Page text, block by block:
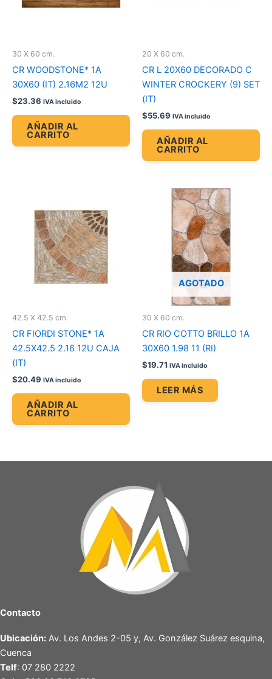
30 X 60 cm.
CR WOODSTONE* 1A
30X60 (IT) 2.16M2 12U
$23.36 IVA incluido
AÑADIR AL
CARRITO
20 X 60 cm.
CR L 20X60 DECORADO C
WINTER CROCKERY (9) SET
(IT)
$55.69 IVA incluido
AÑADIR AL
CARRITO
42.5 X 42.5 cm.
CR FIORDI STONE* 1A
42.5X42.5 2.16 12U CAJA
(IT)
$20.49 IVA incluido
AÑADIR AL
CARRITO
AGOTADO
30 X 60 cm.
CR RIO COTTO BRILLO 1A
30X60 1.98 11 (RI)
$19.71 IVA incluido
LEER MÁS
Contacto
Ubicación: Av. Los Andes 2-05 y, Av. González Suárez esquina,
Cuenca
Telf: 07 280 2222